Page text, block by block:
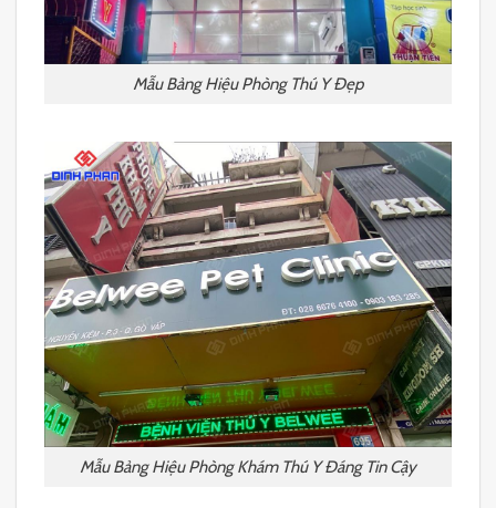
Mẫu Bảng Hiệu Phòng Thú Y Đẹp
Mẫu Bảng Hiệu Phòng Khám Thú Y Đáng Tin Cậy